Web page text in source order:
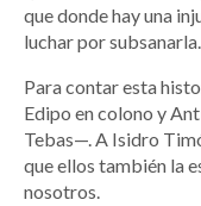
que donde hay una
luchar por subsanarla.
Para contar esta
Edipo en colono y
Tebas—. A Isidro
que ellos también la
nosotros.